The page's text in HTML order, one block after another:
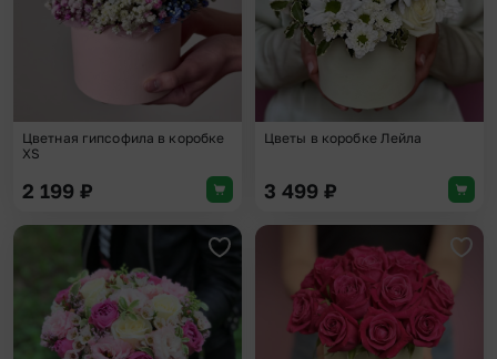
Цветная гипсофила в коробке
XS
2 199 ₽
Цветы в коробке Лейла
3 499 ₽
Добавить в избранное